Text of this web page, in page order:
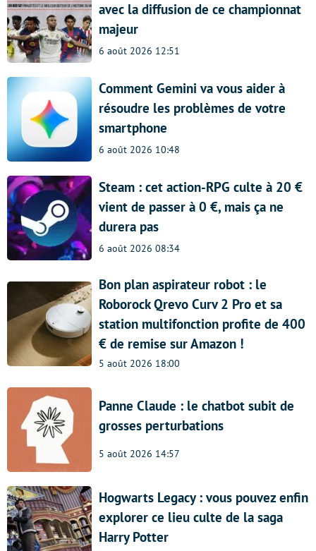
avec la diffusion de ce championnat
majeur
6 août 2026 12:51
Comment Gemini va vous aider à
résoudre les problèmes de votre
smartphone
6 août 2026 10:48
Steam : cet action-RPG culte à 20 €
vient de passer à 0 €, mais ça ne
durera pas
6 août 2026 08:34
Bon plan aspirateur robot : le
Roborock Qrevo Curv 2 Pro et sa
station multifonction profite de 400
€ de remise sur Amazon !
5 août 2026 18:00
Panne Claude : le chatbot subit de
grosses perturbations
5 août 2026 14:57
Hogwarts Legacy : vous pouvez enfin
explorer ce lieu culte de la saga
Harry Potter